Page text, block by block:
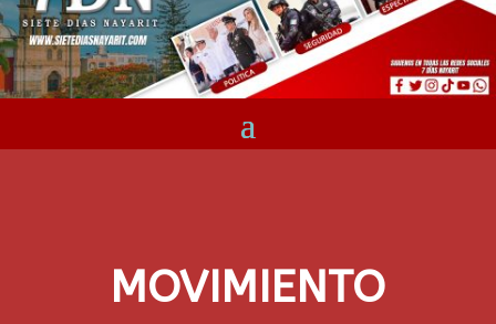
MOVIMIENTO